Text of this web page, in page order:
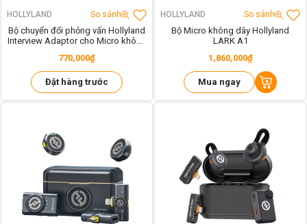
HOLLYLAND So sánh
Bộ chuyển đổi phỏng vấn Hollyland
Interview Adaptor cho Micro không
770,000₫
Đặt hàng trước
HOLLYLAND So sánh
Bộ Micro không dây Hollyland
LARK A1
1,860,000₫
Mua ngay